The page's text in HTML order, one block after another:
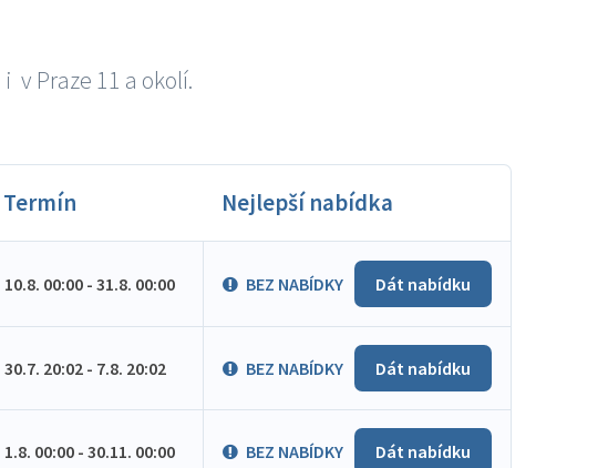
v Praze 11 a okolí.
Termín Nejlepší nabídka
10.8. 00:00 - 31.8. 00:00 BEZ NABÍDKY Dát nabídku
30.7. 20:02 - 7.8. 20:02 BEZ NABÍDKY Dát nabídku
1.8. 00:00 - 30.11. 00:00 BEZ NABÍDKY Dát nabídku